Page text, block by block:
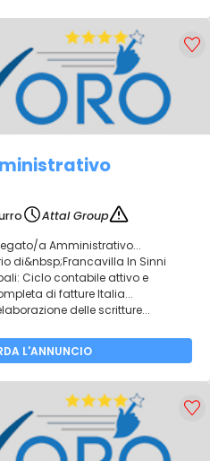
Attal Group
a Amministrativo...
di&nbsp;Francavilla In Sinni
Ciclo contabile attivo e
di fatture Italia...
delle scritture...
L'ANNUNCIO